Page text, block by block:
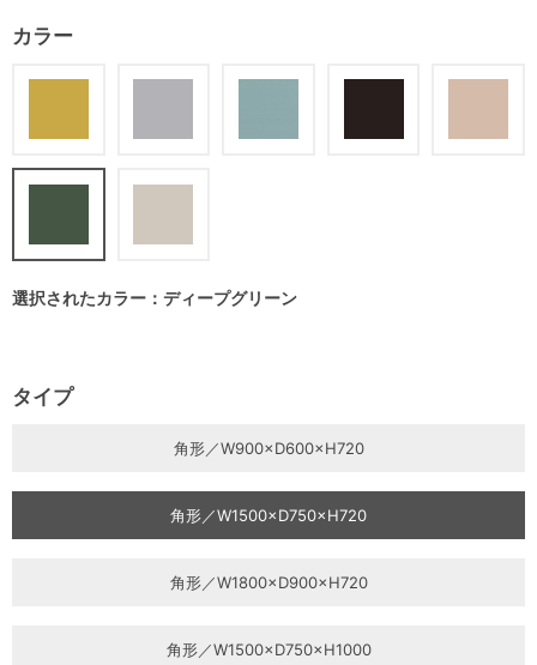
カラー
選択されたカラー：ディープグリーン
タイプ
角形／W900×D600×H720
角形／W1500×D750×H720
角形／W1800×D900×H720
角形／W1500×D750×H1000